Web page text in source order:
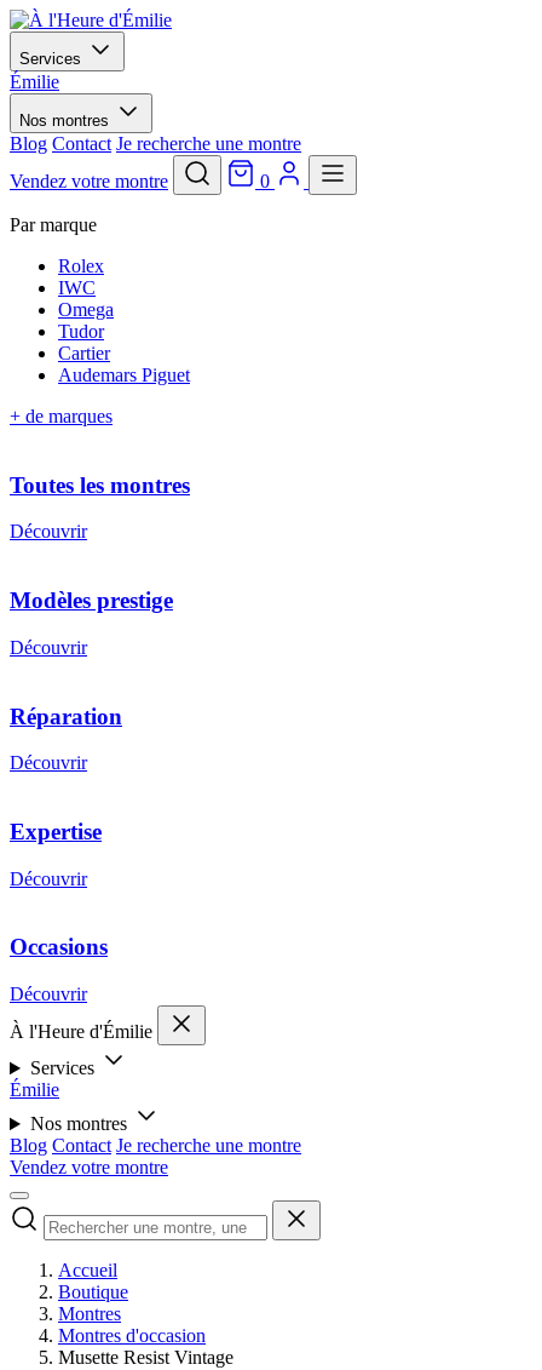
Services
Émilie
Nos montres
Blog Contact Je recherche une montre
Vendez votre montre
0
Par marque
Rolex
IWC
Omega
Tudor
Cartier
Audemars Piguet
+ de marques
Toutes les montres
Découvrir
Modèles prestige
Découvrir
Réparation
Découvrir
Expertise
Découvrir
Occasions
Découvrir
À l'Heure d'Émilie
Services
Émilie
Nos montres
Blog Contact Je recherche une montre
Vendez votre montre
Accueil
Boutique
Montres
Montres d'occasion
Musette Resist Vintage